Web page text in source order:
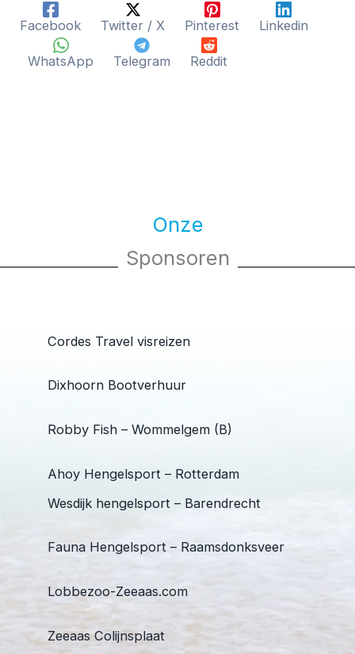
Facebook Twitter / X Pinterest Linkedin
WhatsApp Telegram Reddit
Onze
Sponsoren
Cordes Travel visreizen
Dixhoorn Bootverhuur
Robby Fish – Wommelgem (B)
Ahoy Hengelsport – Rotterdam
Wesdijk hengelsport – Barendrecht
Fauna Hengelsport – Raamsdonksveer
Lobbezoo-Zeeaas.com
Zeeaas Colijnsplaat